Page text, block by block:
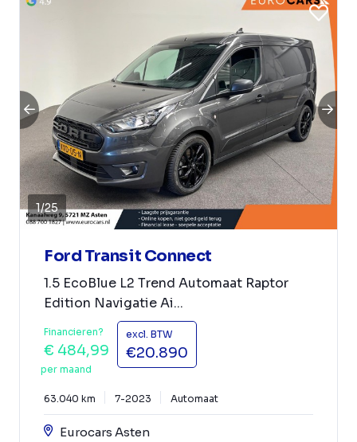
1/25
Ford Transit Connect
1.5 EcoBlue L2 Trend Automaat Raptor
Edition Navigatie Ai...
Financieren?
€ 484,99
per maand
excl. BTW
€20.890
63.040 km 7-2023 Automaat
Eurocars Asten